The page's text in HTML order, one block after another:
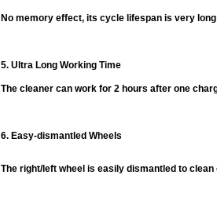
No memory effect, its cycle lifespan is very
5. Ultra Long Working Time
The cleaner can work for 2 hours after one
6. Easy-dismantled Wheels
The right/left wheel is easily dismantled to